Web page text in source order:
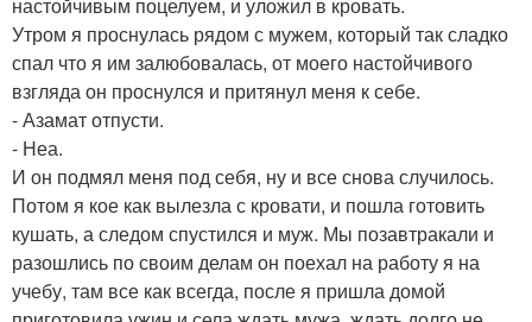
Утром я проснулась рядом с мужем, который так сладко
спал что я им залюбовалась, от моего настойчивого
взгляда он проснулся и притянул меня к себе.
- Азамат отпусти.
- Неа.
И он подмял меня под себя, ну и все снова случилось.
Потом я кое как вылезла с кровати, и пошла готовить
кушать, а следом спустился и муж. Мы позавтракали и
разошлись по своим делам он поехал на работу я на
учебу, там все как всегда, после я пришла домой